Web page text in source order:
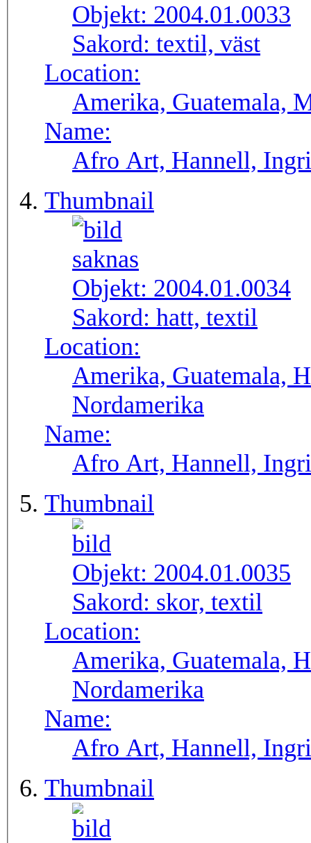
Objekt: 2004.01.0033
Sakord: textil, väst
Location:
Amerika, Guatemala,
Name:
Afro Art, Hannell,
Thumbnail
Objekt: 2004.01.0034
Sakord: hatt, textil
Location:
Amerika, Guatemala,
Nordamerika
Name:
Afro Art, Hannell,
Thumbnail
Objekt: 2004.01.0035
Sakord: skor, textil
Location:
Amerika, Guatemala,
Nordamerika
Name:
Afro Art, Hannell,
Thumbnail